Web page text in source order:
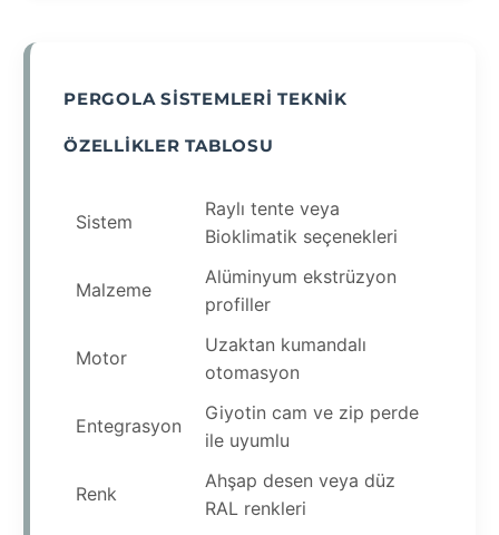
PERGOLA SISTEMLERI TEKNIK
ÖZELLIKLER TABLOSU
Sistem
Raylı tente veya
Bioklimatik seçenekleri
Malzeme
Alüminyum ekstrüzyon
profiller
Motor
Uzaktan kumandalı
otomasyon
Entegrasyon
Giyotin cam ve zip perde
ile uyumlu
Renk
Ahşap desen veya düz
RAL renkleri